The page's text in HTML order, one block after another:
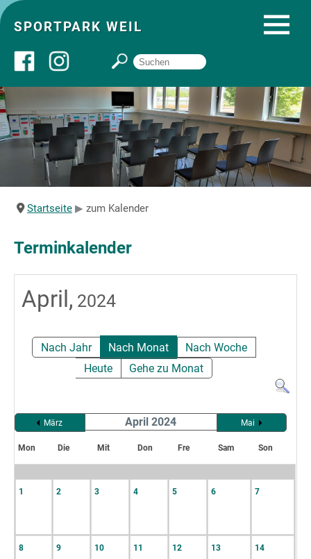
SPORTPARK WEIL
Über uns
Startseite
Angebote
Sportpark
Startseite zum Kalender
Terminkalender
April, 2024
Nach Jahr Nach Monat
Nach Woche
Heute
Gehe zu Monat
März April 2024 Mai
Mon Die Mit Don Fre Sam Son
1 2 3 4 5 6 7
8 9 10 11 12 13 14